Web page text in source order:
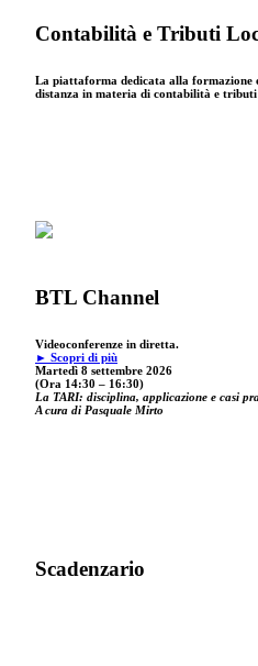
Contabilità e Tributi
La piattaforma dedicata alla formazione
distanza in materia di contabilità e
BTL Channel
Videoconferenze in diretta.
► Scopri di più
Martedì 8 settembre 2026
(Ora 14:30 – 16:30)
La TARI: disciplina, applicazione e casi
A cura di Pasquale Mirto
Scadenzario